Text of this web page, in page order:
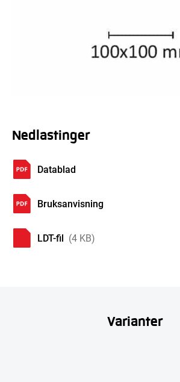
Nedlastinger
Datablad
Bruksanvisning
LDT-fil (4 KB)
Varianter